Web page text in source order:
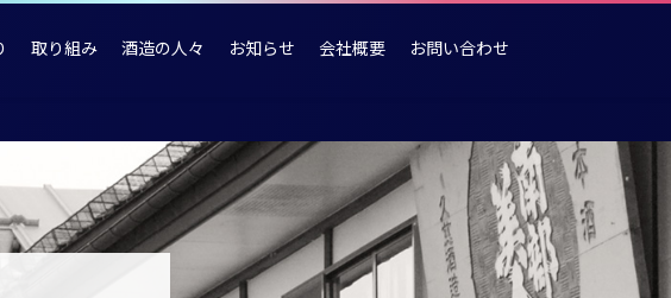
取り組み 酒造の人々 お知らせ 会社概要 お問い合わせ